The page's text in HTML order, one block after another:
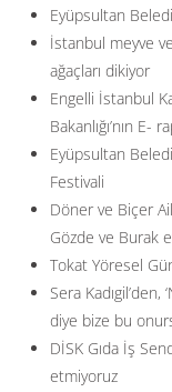
Eyüpsultan
İstanbul meyve
ağaçları dikiyor
Engelli İstanbul
Bakanlığı’nın
Eyüpsultan
Festivali
Döner ve Biçer
Gözde ve Burak
Tokat Yöresel
Sera Kadıgil’den,
diye bize bu
DİSK Gıda İş
etmiyoruz